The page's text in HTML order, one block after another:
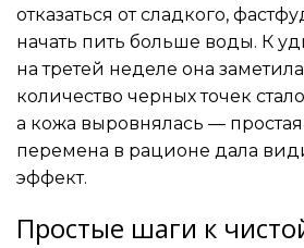
отказаться от сладкого,
начать пить больше воды. К
на третей неделе она
количество черных точек
а кожа выровнялась — простая
перемена в рационе дала
эффект.
Простые шаги к